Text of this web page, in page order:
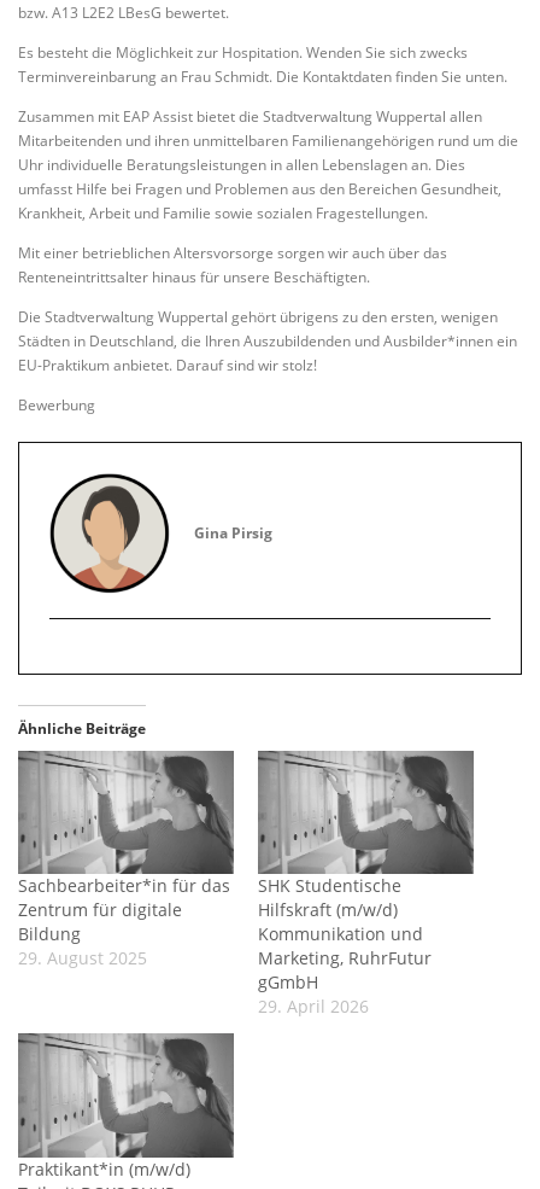
bzw. A13 L2E2 LBesG bewertet.
Es besteht die Möglichkeit zur Hospitation. Wenden Sie sich zwecks
Terminvereinbarung an Frau Schmidt. Die Kontaktdaten finden Sie unten.
Zusammen mit EAP Assist bietet die Stadtverwaltung Wuppertal allen
Mitarbeitenden und ihren unmittelbaren Familienangehörigen rund um die
Uhr individuelle Beratungsleistungen in allen Lebenslagen an. Dies
umfasst Hilfe bei Fragen und Problemen aus den Bereichen Gesundheit,
Krankheit, Arbeit und Familie sowie sozialen Fragestellungen.
Mit einer betrieblichen Altersvorsorge sorgen wir auch über das
Renteneintrittsalter hinaus für unsere Beschäftigten.
Die Stadtverwaltung Wuppertal gehört übrigens zu den ersten, wenigen
Städten in Deutschland, die Ihren Auszubildenden und Ausbilder*innen ein
EU-Praktikum anbietet. Darauf sind wir stolz!
Bewerbung
Gina Pirsig
Ähnliche Beiträge
Sachbearbeiter*in für das
Zentrum für digitale
Bildung
29. August 2025
SHK Studentische
Hilfskraft (m/w/d)
Kommunikation und
Marketing, RuhrFutur
gGmbH
29. April 2026
Praktikant*in (m/w/d)